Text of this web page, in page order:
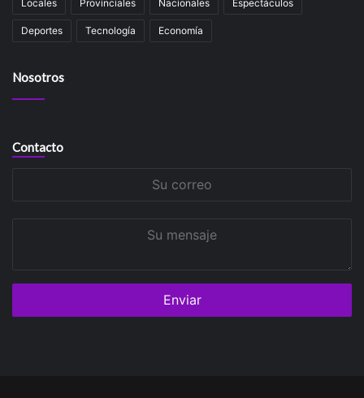
Locales Provinciales Nacionales Espectáculos
Deportes Tecnología Economía
Nosotros
Contacto